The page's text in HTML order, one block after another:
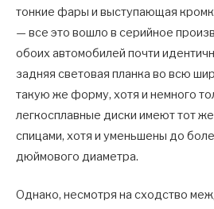
тонкие фары и выступающая
— все это вошло в серийное
обоих автомобилей почти
задняя световая планка во всю
такую ​​же форму, хотя и немного
легкосплавные диски имеют тот
спицами, хотя и уменьшены до
дюймового диаметра.
Однако, несмотря на сходство